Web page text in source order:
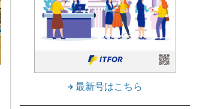
最新号はこちら